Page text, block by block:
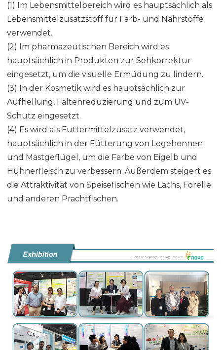
(1) Im Lebensmittelbereich wird es hauptsächlich als
Lebensmittelzusatzstoff für Farb- und Nährstoffe
verwendet.
(2) Im pharmazeutischen Bereich wird es
hauptsächlich in Produkten zur Sehkorrektur
eingesetzt, um die visuelle Ermüdung zu lindern.
(3) In der Kosmetik wird es hauptsächlich zur
Aufhellung, Faltenreduzierung und zum UV-
Schutz eingesetzt.
(4) Es wird als Futtermittelzusatz verwendet,
hauptsächlich in der Fütterung von Legehennen
und Mastgeflügel, um die Farbe von Eigelb und
Hühnerfleisch zu verbessern. Außerdem steigert es
die Attraktivität von Speisefischen wie Lachs, Forelle
und anderen Prachtfischen.